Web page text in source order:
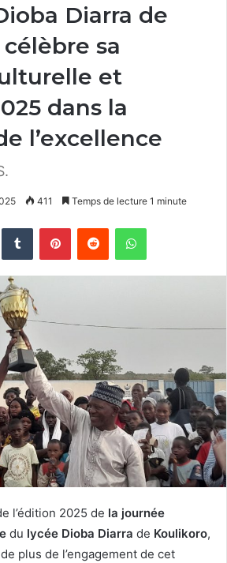
Diarra de
sa
et
dans la
l’excellence
411 Temps de lecture 1 minute
l’édition 2025 de la journée
du lycée Dioba Diarra de Koulikoro,
plus de l’engagement de cet